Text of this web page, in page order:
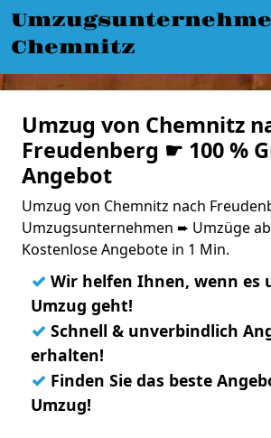
Chemnitz
Umzug von Chemnitz
Freudenberg ☛ 100 %
Angebot
Umzug von Chemnitz nach
Umzugsunternehmen ➨ Umzüge ab
Kostenlose Angebote in 1 Min.
✓ Wir helfen Ihnen, wenn es
Umzug geht!
✓ Schnell & unverbindlich
erhalten!
✓ Finden Sie das beste
Umzug!